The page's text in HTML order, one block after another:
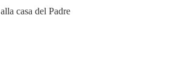
casa del Padre